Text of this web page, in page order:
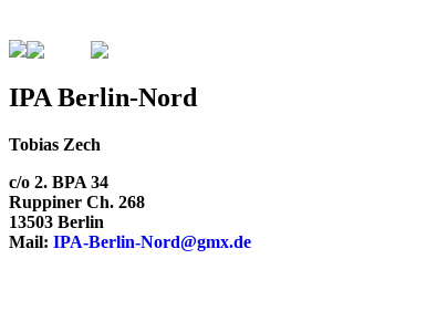
IPA Berlin-Nord
Tobias Zech
c/o 2. BPA 34
Ruppiner Ch. 268
13503 Berlin
Mail: IPA-Berlin-Nord@gmx.de